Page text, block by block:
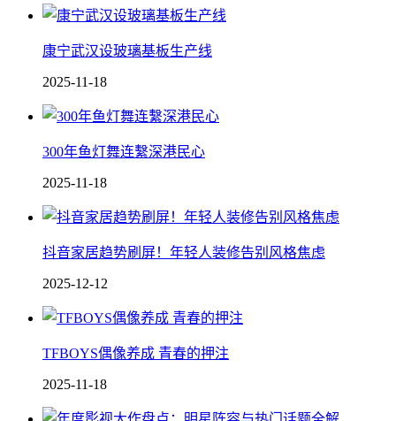
康宁武汉设玻璃基板生产线
2025-11-18
300年鱼灯舞连繫深港民心
2025-11-18
抖音家居趋势刷屏！年轻人装修告别风格焦虑
2025-12-12
TFBOYS偶像养成 青春的押注
2025-11-18